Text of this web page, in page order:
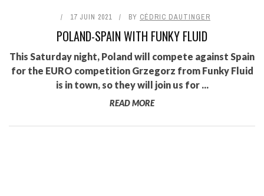
17 JUIN 2021 BY CÉDRIC DAUTINGER
POLAND-SPAIN WITH FUNKY FLUID
This Saturday night, Poland will compete against Spain
for the EURO competition Grzegorz from Funky Fluid
is in town, so they will join us for ...
READ MORE